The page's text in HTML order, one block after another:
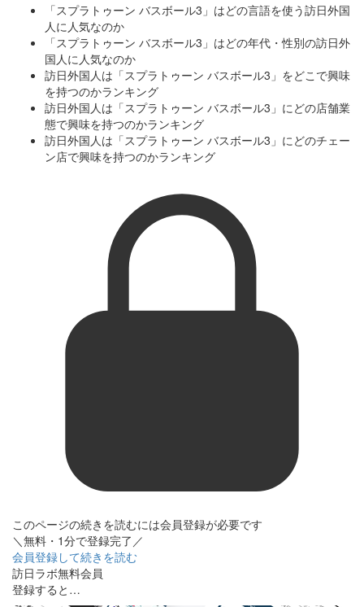
「スプラトゥーン バスボール3」はどの言語を使う訪日外国
人に人気なのか
「スプラトゥーン バスボール3」はどの年代・性別の訪日外
国人に人気なのか
訪日外国人は「スプラトゥーン バスボール3」をどこで興味
を持つのかランキング
訪日外国人は「スプラトゥーン バスボール3」にどの店舗業
態で興味を持つのかランキング
訪日外国人は「スプラトゥーン バスボール3」にどのチェー
ン店で興味を持つのかランキング
このページの続きを読むには会員登録が必要です
＼無料・1分で登録完了／
会員登録して続きを読む
訪日ラボ無料会員
登録すると…